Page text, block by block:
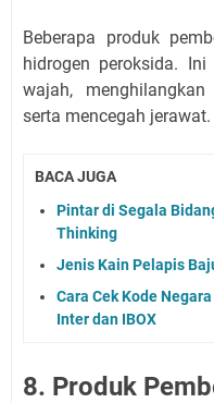
Beberapa produk
hidrogen peroksida.
wajah,
serta mencegah jerawat.
BACA JUGA
Pintar di Segala
Thinking
Jenis Kain Pelapis
Cara Cek Kode
Inter dan IBOX
8. Produk